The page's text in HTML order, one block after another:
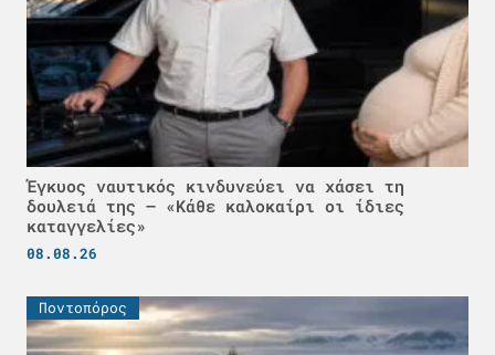
Έγκυος ναυτικός κινδυνεύει να χάσει τη
δουλειά της – «Κάθε καλοκαίρι οι ίδιες
καταγγελίες»
08.08.26
Ποντοπόρος